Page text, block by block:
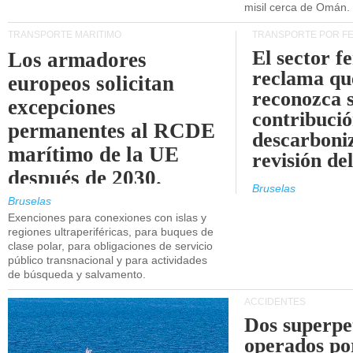
misil cerca de Omán.
TRANSPORTE MARÍTIMO
Los armadores
europeos solicitan
excepciones
permanentes al RCDE
marítimo de la UE
después de 2030.
Bruselas
Exenciones para conexiones con islas y
regiones ultraperiféricas, para buques de
clase polar, para obligaciones de servicio
público transnacional y para actividades
de búsqueda y salvamento.
TRANSPORTE POR
El sector
reclama
reconozca
revisión
Bruselas
ACCIDENTES
Dos
operados